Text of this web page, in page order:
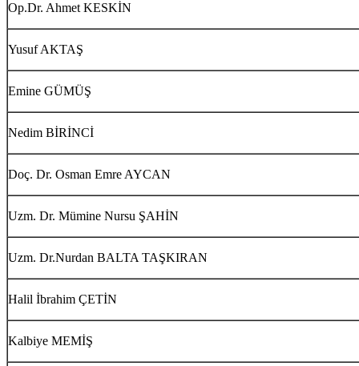
Op.Dr. Ahmet KESKİN
Yusuf AKTAŞ
Emine GÜMÜŞ
Nedim BİRİNCİ
Doç. Dr. Osman Emre AYCAN
Uzm. Dr. Mümine Nursu ŞAHİN
Uzm. Dr.Nurdan BALTA TAŞKIRAN
Halil İbrahim ÇETİN
Kalbiye MEMİŞ